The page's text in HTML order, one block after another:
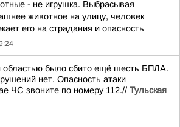
- не игрушка. Выбрасывая
животное на улицу, человек
его на страдания и опасность
областью было сбито ещё шесть БПЛА.
нет. Опасность атаки
ЧС звоните по номеру 112.// Тульская